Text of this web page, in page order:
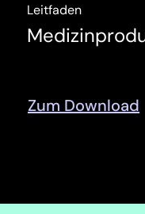
Leitfaden
Zum Download